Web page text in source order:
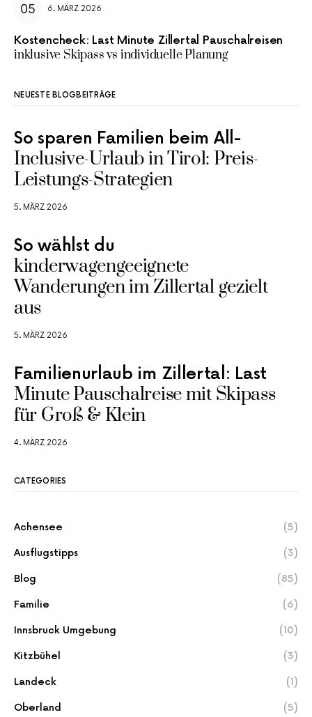
6. MÄRZ 2026
Kostencheck: Last Minute Zillertal Pauschalreisen
inklusive Skipass vs individuelle Planung
NEUESTE BLOGBEITRÄGE
So sparen Familien beim All-
Inclusive-Urlaub in Tirol: Preis-
Leistungs-Strategien
5. MÄRZ 2026
So wählst du
kinderwagengeeignete
Wanderungen im Zillertal gezielt
aus
5. MÄRZ 2026
Familienurlaub im Zillertal: Last
Minute Pauschalreise mit Skipass
für Groß & Klein
4. MÄRZ 2026
CATEGORIES
Achensee (5)
Ausflugstipps (3)
Blog (85)
Familie (6)
Innsbruck Umgebung (10)
Kitzbühel (3)
Landeck (1)
Oberland (5)